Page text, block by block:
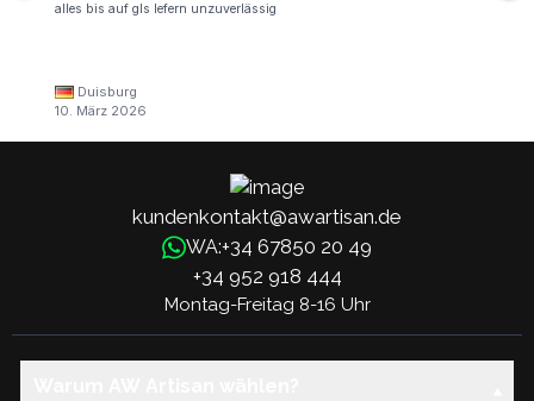
alles bis auf gls lefern unzuverlässig
Duisburg
10. März 2026
kundenkontakt@awartisan.de
WA:+34 67850 20 49
+34 952 918 444
Montag-Freitag 8-16 Uhr